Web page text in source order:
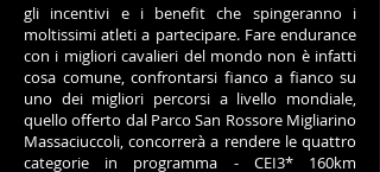
gli incentivi e i benefit che spingeranno i
moltissimi atleti a partecipare. Fare endurance
con i migliori cavalieri del mondo non è infatti
cosa comune, confrontarsi fianco a fianco su
uno dei migliori percorsi a livello mondiale,
quello offerto dal Parco San Rossore Migliarino
Massaciuccoli, concorrerà a rendere le quattro
categorie in programma - CEI3* 160km